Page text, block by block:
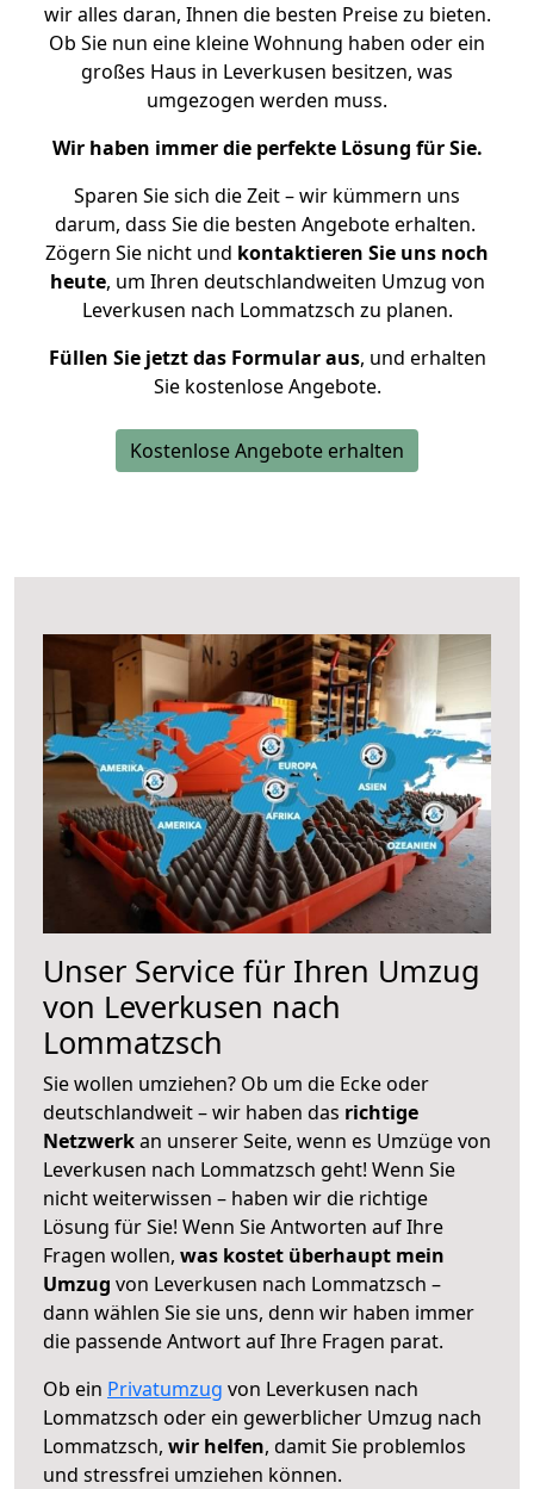
wir alles daran, Ihnen die besten Preise zu bieten.
Ob Sie nun eine kleine Wohnung haben oder ein
großes Haus in Leverkusen besitzen, was
umgezogen werden muss.
Wir haben immer die perfekte Lösung für Sie.
Sparen Sie sich die Zeit – wir kümmern uns
darum, dass Sie die besten Angebote erhalten.
Zögern Sie nicht und kontaktieren Sie uns noch
heute, um Ihren deutschlandweiten Umzug von
Leverkusen nach Lommatzsch zu planen.
Füllen Sie jetzt das Formular aus, und erhalten
Sie kostenlose Angebote.
Kostenlose Angebote erhalten
Unser Service für Ihren Umzug
von Leverkusen nach
Lommatzsch
Sie wollen umziehen? Ob um die Ecke oder
deutschlandweit – wir haben das richtige
Netzwerkan unserer Seite, wenn es Umzüge von
Leverkusen nach Lommatzsch geht! Wenn Sie
nicht weiterwissen – haben wir die richtige
Lösung für Sie! Wenn Sie Antworten auf Ihre
Fragen wollen, was kostet überhaupt mein
Umzug von Leverkusen nach Lommatzsch –
dann wählen Sie sie uns, denn wir haben immer
die passende Antwort auf Ihre Fragen parat.
Ob ein Privatumzug von Leverkusen nach
Lommatzsch oder ein gewerblicher Umzug nach
Lommatzsch, wir helfen, damit Sie problemlos
und stressfrei umziehen können.